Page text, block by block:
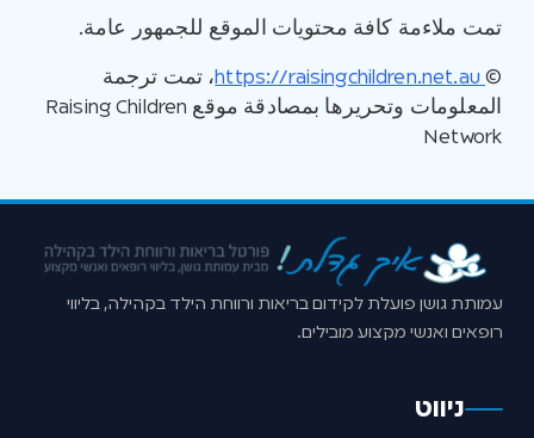
تمت ملاءمة كافة محتويات الموقع للجمهور عامة.
©
، تمت ترجمة
المعلومات وتحريرها بمصادقة موقع Raising Children
Network
עמותת גושן פועלת לקידום בריאות ורווחת הילד בקהילה, בליווי
רופאים ואנשי מקצוע מובילים.
ניווט